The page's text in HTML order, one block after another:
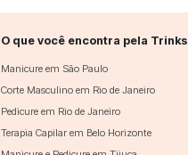
O que você encontra pela Trinks
Manicure em São Paulo
Corte Masculino em Rio de Janeiro
Pedicure em Rio de Janeiro
Terapia Capilar em Belo Horizonte